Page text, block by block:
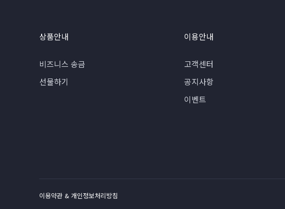
상품안내
비즈니스 송금
선물하기
이용안내
고객센터
공지사항
이벤트
이용약관 & 개인정보처리방침